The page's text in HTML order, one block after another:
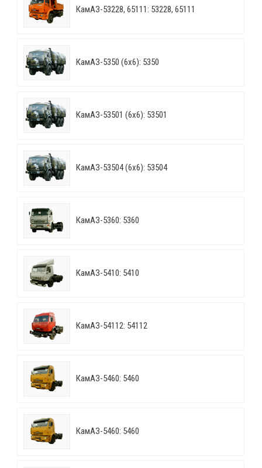
КамАЗ-53228, 65111: 53228, 65111
КамАЗ-5350 (6х6): 5350
КамАЗ-53501 (6х6): 53501
КамАЗ-53504 (6х6): 53504
КамАЗ-5360: 5360
КамАЗ-5410: 5410
КамАЗ-54112: 54112
КамАЗ-5460: 5460
КамАЗ-5460: 5460